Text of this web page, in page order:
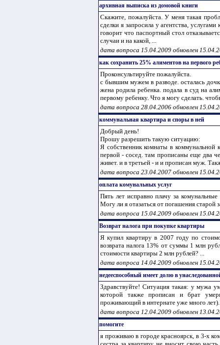
архивная выписка из домовой книги
Скажите, пожалуйста. У меня такая
сделки я запросила у агентства,
говорит что паспортный стол
случаи и на какой, ...
дата вопроса 15.04.2009 обновлен
как сохранить 25% алиментов на первого
Проконсультируйте пожалуйста.
с бывшим мужем в разводе. осталась
жена родила ребенка. подала в суд на
первому ребенку. Что я могу сделать.
дата вопроса 28.04.2006 обновлен
коммунальная квартира и споры в ней
Добрый день!
Прошу разрешить такую ситуацию:
Я собственник комнаты в коммунальной
первой - сосед. там прописаны еще два
живет. и в третьей - и и прописан муж.
дата вопроса 23.04.2007 обновлен
оплата комунальных услуг
Пять лет исправно плачу за
Могу ли я отазаться от погашения старой
дата вопроса 15.04.2009 обновлен
Возврат налога при покупке квартиры
Я купил квартиру в 2007 году по
возврата налога 13% от суммы 1 млн
стоимости квартиры 2 млн рублей? ...
дата вопроса 14.04.2009 обновлен
недееспособный имеет долю в
Здравствуйте! Ситуация такая: у мужа
которой также прописан и брат
проживающий в интернате уже много
дата вопроса 12.04.2009 обновлен
помогите
я проживаю в городе красноярск, в 3-х